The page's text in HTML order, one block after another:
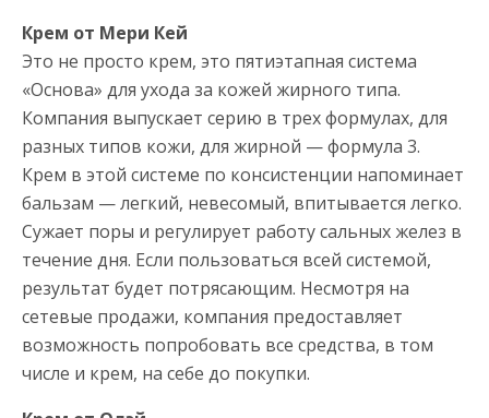
Крем от Мери Кей
Это не просто крем, это пятиэтапная система
«Основа» для ухода за кожей жирного типа.
Компания выпускает серию в трех формулах, для
разных типов кожи, для жирной — формула 3.
Крем в этой системе по консистенции напоминает
бальзам — легкий, невесомый, впитывается легко.
Сужает поры и регулирует работу сальных желез в
течение дня. Если пользоваться всей системой,
результат будет потрясающим. Несмотря на
сетевые продажи, компания предоставляет
возможность попробовать все средства, в том
числе и крем, на себе до покупки.